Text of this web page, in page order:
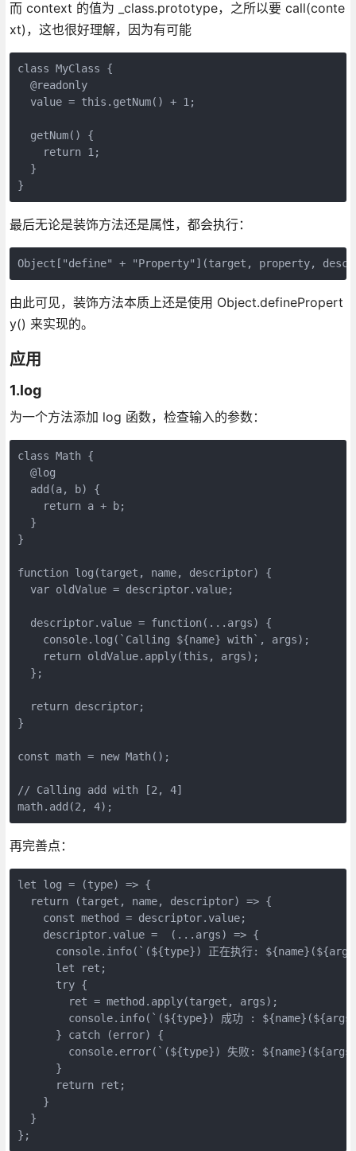
而 context 的值为 _class.prototype，之所以要 call(conte
xt)，这也很好理解，因为有可能
class MyClass {
  @readonly
  value = this.getNum() + 1;
  getNum() {
    return 1;
  }
}
最后无论是装饰方法还是属性，都会执行：
Object["define" + "Property"](target, property,
由此可见，装饰方法本质上还是使用 Object.definePropert
y() 来实现的。
应用
1.log
为一个方法添加 log 函数，检查输入的参数：
class Math {
  @log
  add(a, b) {
    return a + b;
  }
}
function log(target, name, descriptor) {
  var oldValue = descriptor.value;
  descriptor.value = function(...args) {
    console.log(`Calling ${name} with`, args);
    return oldValue.apply(this, args);
  };
  return descriptor;
}
const math = new Math();
// Calling add with [2, 4]
math.add(2, 4);
再完善点：
let log = (type) => {
  return (target, name, descriptor) => {
    const method = descriptor.value;
    descriptor.value =  (...args) => {
console.info(`(${type}) 正在执行:
      let ret;
      try {
        ret = method.apply(target, args);
console.info(`(${type}) 成功 :
      } catch (error) {
console.error(`(${type}) 失败:
      }
      return ret;
    }
  }
};